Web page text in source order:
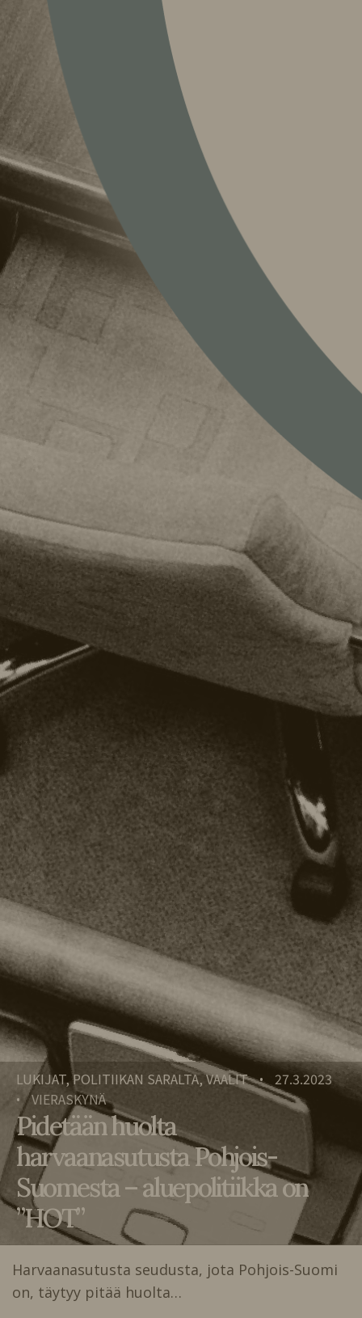
LUKIJAT, POLITIIKAN SARALTA, VAALIT • 27.3.2023
• VIERASKYNÄ
Pidetään huolta
harvaanasutusta Pohjois-
Suomesta – aluepolitiikka on
”HOT”
Harvaanasutusta seudusta, jota Pohjois-Suomi
on, täytyy pitää huolta…